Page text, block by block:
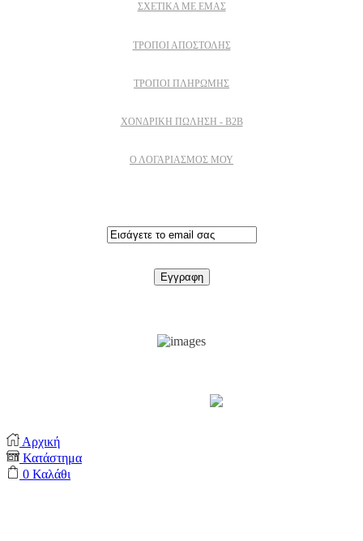
ΣΧΕΤΙΚΆ ΜΕ ΕΜΆΣ
ΤΡΌΠΟΙ ΑΠΟΣΤΟΛΉΣ
ΤΡΌΠΟΙ ΠΛΗΡΩΜΉΣ
ΧΟΝΔΡΙΚΉ ΠΏΛΗΣΗ - B2B
Ο ΛΟΓΑΡΙΑΣΜΟΣ ΜΟΥ
Αρχική
Κατάστημα
0 Καλάθι